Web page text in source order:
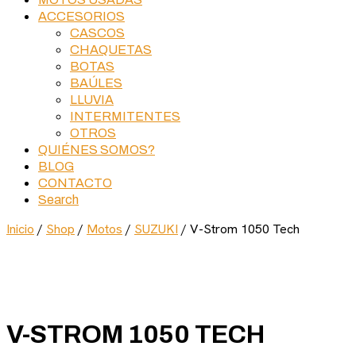
ACCESORIOS
CASCOS
CHAQUETAS
BOTAS
BAÚLES
LLUVIA
INTERMITENTES
OTROS
QUIÉNES SOMOS?
BLOG
CONTACTO
Search
Inicio / Shop / Motos / SUZUKI / V-Strom 1050 Tech
V-STROM 1050 TECH